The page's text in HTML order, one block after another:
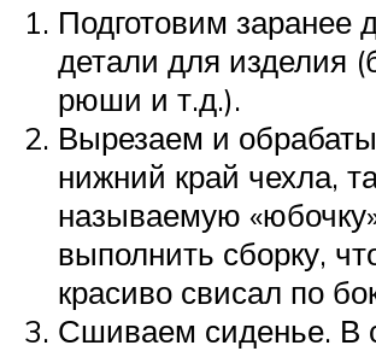
Подготовим заранее
детали для изделия
рюши и т.д.).
Вырезаем и
нижний край чехла,
называемую
выполнить сборку,
красиво свисал по
Сшиваем сиденье. В